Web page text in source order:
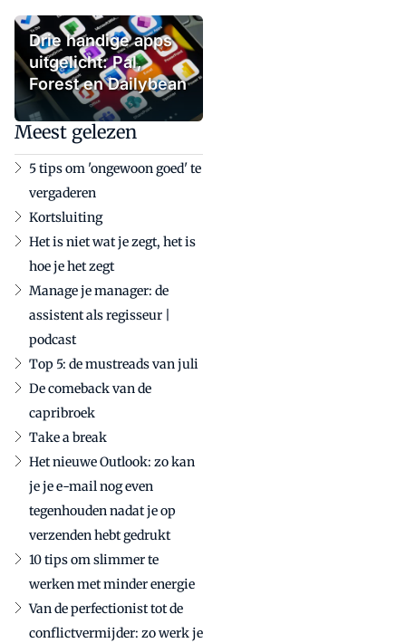
Drie handige apps
uitgelicht: Pal,
Forest en Dailybean
Meest gelezen
5 tips om 'ongewoon goed' te
vergaderen
Kortsluiting
Het is niet wat je zegt, het is
hoe je het zegt
Manage je manager: de
assistent als regisseur |
podcast
Top 5: de mustreads van juli
De comeback van de
capribroek
Take a break
Het nieuwe Outlook: zo kan
je je e-mail nog even
tegenhouden nadat je op
verzenden hebt gedrukt
10 tips om slimmer te
werken met minder energie
Van de perfectionist tot de
conflictvermijder: zo werk je